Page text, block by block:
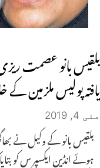
بلقیس بانو عصمت
یافتہ پولیس ملزمین
مئی 4, 2019
بلقیس بانو کے وکیل نے